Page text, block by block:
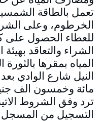
تعمل بالطاقة
الخرطوم، وعلى
للعطاء الحصول على
الشراء والتعاقد
مائة وخمسون الف